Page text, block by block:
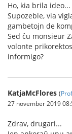
Ho, kia brila ideo...
Supozeble, via
gambetojn de
Sed ĉu monsieur
volonte
informigo?
KatjaMcFlores (
27 november 2019
Zdrav, drugari...